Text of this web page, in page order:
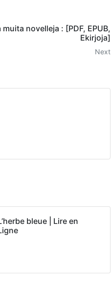
novelleja : [PDF, EPUB,
Ekirjoja]
Next
bleue | Lire en